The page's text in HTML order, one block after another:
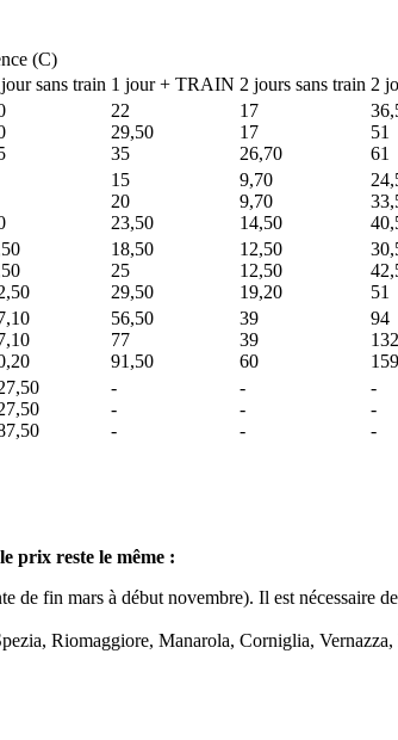
(C)
sans train 1 jour + TRAIN 2 jours sans train 2
22
29,50
35
17
17
26,70
51
61
15
20
23,50
9,70
9,70
14,50
18,50
25
29,50
12,50
12,50
19,20
51
56,50
77
91,50
39
39
60
94
132
159
-
-
-
-
-
-
-
-
-
prix reste le même :
de fin mars à début novembre). Il est nécessaire
Riomaggiore, Manarola, Corniglia,